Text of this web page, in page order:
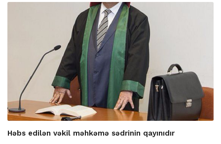
Həbs edilən vəkil məhkəmə sədrinin qayınıdır